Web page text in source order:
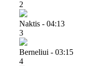
2
Naktis - 04:13
3
Berneliui - 03:15
4